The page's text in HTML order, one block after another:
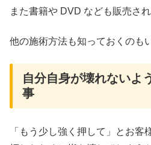
また書籍や DVD なども販売され
他の施術方法も知っておくのも
自分自身が壊れないよ
事
「もう少し強く押して」とお客